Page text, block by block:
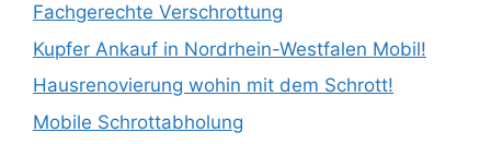
Fachgerechte Verschrottung
Kupfer Ankauf in Nordrhein-Westfalen Mobil!
Hausrenovierung wohin mit dem Schrott!
Mobile Schrottabholung